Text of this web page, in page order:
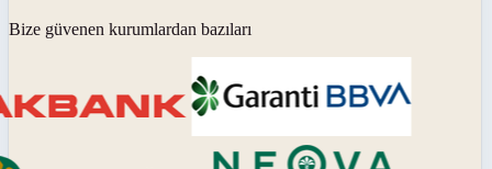
Bize güvenen kurumlardan bazıları